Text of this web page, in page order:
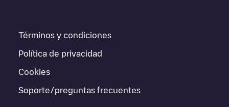
Si este cargador deReocínno vale para tu coche, existen
otras ciudades comoSantander
Reinosa
Cantabria.
Términos y condiciones
Política de privacidad
Cookies
Soporte/preguntas frecuentes